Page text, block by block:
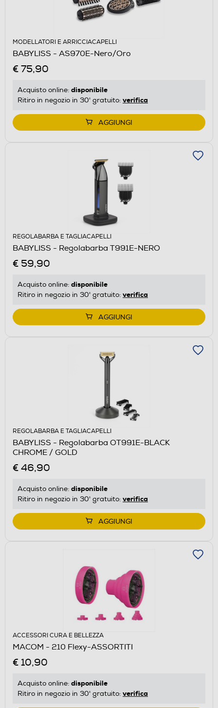
MODELLATORI E ARRICCIACAPELLI
BABYLISS - AS970E-Nero/Oro
€ 75,90
Acquisto online: disponibile
Ritiro in negozio in 30' gratuito: verifica
AGGIUNGI
REGOLABARBA E TAGLIACAPELLI
BABYLISS - Regolabarba T991E-NERO
€ 59,90
Acquisto online: disponibile
Ritiro in negozio in 30' gratuito: verifica
AGGIUNGI
REGOLABARBA E TAGLIACAPELLI
BABYLISS - Regolabarba OT991E-BLACK
CHROME / GOLD
€ 46,90
Acquisto online: disponibile
Ritiro in negozio in 30' gratuito: verifica
AGGIUNGI
ACCESSORI CURA E BELLEZZA
MACOM - 210 Flexy-ASSORTITI
€ 10,90
Acquisto online: disponibile
Ritiro in negozio in 30' gratuito: verifica